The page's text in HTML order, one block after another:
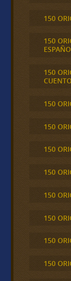
150
150
150
150
150
150
150
150
150
150
150